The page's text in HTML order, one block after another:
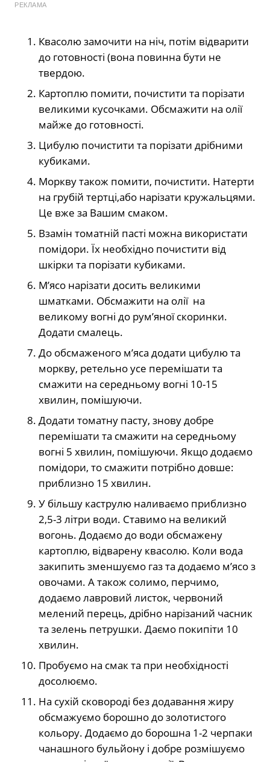
РЕКЛАМА
Квасолю замочити на ніч, потім відварити
до готовності (вона повинна бути не
твердою.
Картоплю помити, почистити та порізати
великими кусочками. Обсмажити на олії
майже до готовності.
Цибулю почистити та порізати дрібними
кубиками.
Моркву також помити, почистити. Натерти
на грубій тертці,або нарізати кружальцями.
Це вже за Вашим смаком.
Взамін томатній пасті можна використати
помідори. Їх необхідно почистити від
шкірки та порізати кубиками.
М’ясо нарізати досить великими
шматками. Обсмажити на олії на
великому вогні до рум’яної скоринки.
Додати смалець.
До обсмаженого м’яса додати цибулю та
моркву, ретельно усе перемішати та
смажити на середньому вогні 10-15
хвилин, помішуючи.
Додати томатну пасту, знову добре
перемішати та смажити на середньому
вогні 5 хвилин, помішуючи. Якщо додаємо
помідори, то смажити потрібно довше:
приблизно 15 хвилин.
У більшу каструлю наливаємо приблизно
2,5-3 літри води. Ставимо на великий
вогонь. Додаємо до води обсмажену
картоплю, відварену квасолю. Коли вода
закипить зменшуємо газ та додаємо м’ясо з
овочами. А також солимо, перчимо,
додаємо лавровий листок, червоний
мелений перець, дрібно нарізаний часник
та зелень петрушки. Даємо покипіти 10
хвилин.
Пробуємо на смак та при необхідності
досолюємо.
На сухій сковороді без додавання жиру
обсмажуємо борошно до золотистого
кольору. Додаємо до борошна 1-2 черпаки
чанашного бульйону і добре розмішуємо